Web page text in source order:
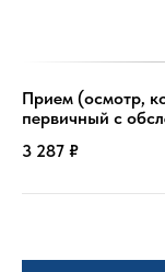
Прием (осмотр,
первичный с
3 287 ₽